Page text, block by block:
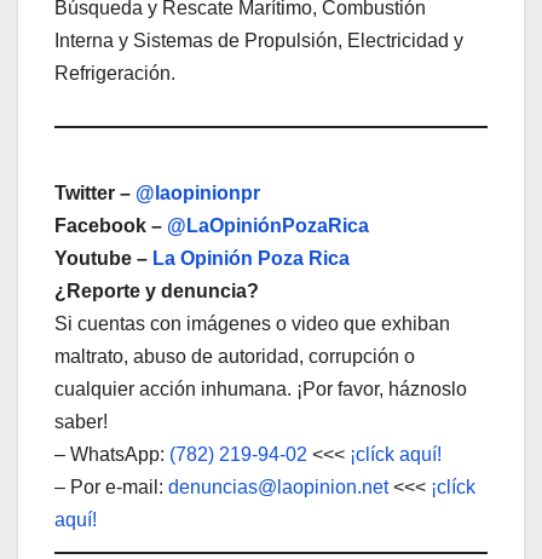
Búsqueda y Rescate Marítimo, Combustión
Interna y Sistemas de Propulsión, Electricidad y
Refrigeración.
Twitter – @laopinionpr
Facebook – @LaOpiniónPozaRica
Youtube – La Opinión Poza Rica
¿Reporte y denuncia?
Si cuentas con imágenes o video que exhiban
maltrato, abuso de autoridad, corrupción o
cualquier acción inhumana. ¡Por favor, háznoslo
saber!
– WhatsApp: (782) 219-94-02 <<< ¡clíck aquí!
– Por e-mail: denuncias@laopinion.net<<< ¡clíck
aquí!